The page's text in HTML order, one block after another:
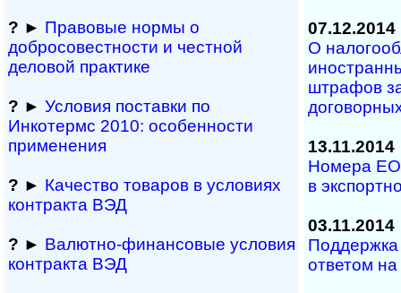
? ► Правовые нормы о
добросовестности и чест­ной
деловой практике
? ► Условия поставки по
Инкотермс 2010: осо­бен­нос­ти
применения
? ► Качество товаров в условиях
контракта ВЭД
? ► Валютно-финансовые условия
контракта ВЭД
07.12.2014
О
штрафов
13.11.2014
Номера
в
03.11.2014
Поддержка
ответом